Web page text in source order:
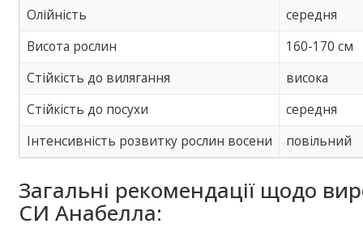
Олійність
середня
Висота рослин
160-170 см
Стійкість до вилягання
висока
Стійкість до посухи
середня
Інтенсивність розвитку рослин восени
повільний
Загальні рекомендації щодо
СИ Анабелла: